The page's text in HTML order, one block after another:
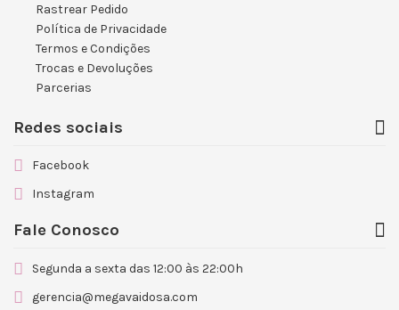
Rastrear Pedido
Política de Privacidade
Termos e Condições
Trocas e Devoluções
Parcerias
Redes sociais
Facebook
Instagram
Fale Conosco
Segunda a sexta das 12:00 às 22:00h
gerencia@megavaidosa.com